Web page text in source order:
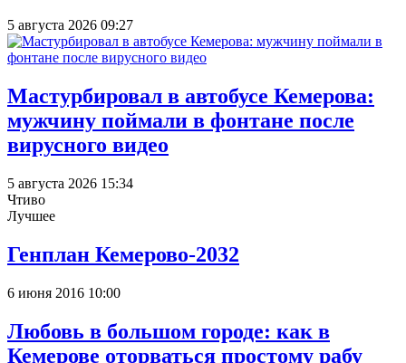
5 августа 2026 09:27
Мастурбировал в автобусе Кемерова:
мужчину поймали в фонтане после
вирусного видео
5 августа 2026 15:34
Чтиво
Лучшее
Генплан Кемерово-2032
6 июня 2016 10:00
Любовь в большом городе: как в
Кемерове оторваться простому рабу